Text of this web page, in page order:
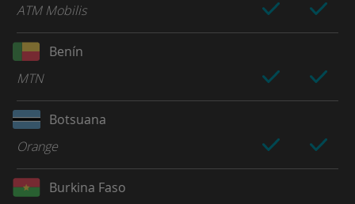
ATM Mobilis
Benín
MTN
Botsuana
Orange
Burkina Faso